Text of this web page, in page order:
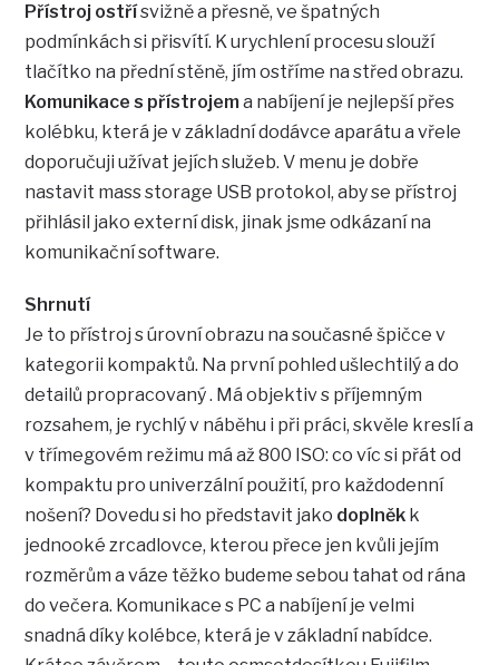
Přístroj ostřísvižně a přesně, ve špatných
podmínkách si přisvítí. K urychlení procesu slouží
tlačítko na přední stěně, jím ostříme na střed obrazu.
Komunikace s přístrojema nabíjení je nejlepší přes
kolébku, která je v základní dodávce aparátu a vřele
doporučuji užívat jejích služeb. V menu je dobře
nastavit mass storage USB protokol, aby se přístroj
přihlásil jako externí disk, jinak jsme odkázaní na
komunikační software.
Shrnutí
Je to přístroj s úrovní obrazu na současné špičce v
kategorii kompaktů. Na první pohled ušlechtilý a do
detailů propracovaný . Má objektiv s příjemným
rozsahem, je rychlý v náběhu i při práci, skvěle kreslí a
v třímegovém režimu má až 800 ISO: co víc si přát od
kompaktu pro univerzální použití, pro každodenní
nošení? Dovedu si ho představit jako doplněk k
jednooké zrcadlovce, kterou přece jen kvůli jejím
rozměrům a váze těžko budeme sebou tahat od rána
do večera. Komunikace s PC a nabíjení je velmi
snadná díky kolébce, která je v základní nabídce.